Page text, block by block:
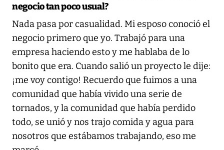
negocio tan poco usual?
Nada pasa por casualidad. Mi esposo conoció el
negocio primero que yo. Trabajó para una
empresa haciendo esto y me hablaba de lo
bonito que era. Cuando salió un proyecto le dije:
¡me voy contigo! Recuerdo que fuimos a una
comunidad que había vivido una serie de
tornados, y la comunidad que había perdido
todo, se unió y nos trajo comida y agua para
nosotros que estábamos trabajando, eso me